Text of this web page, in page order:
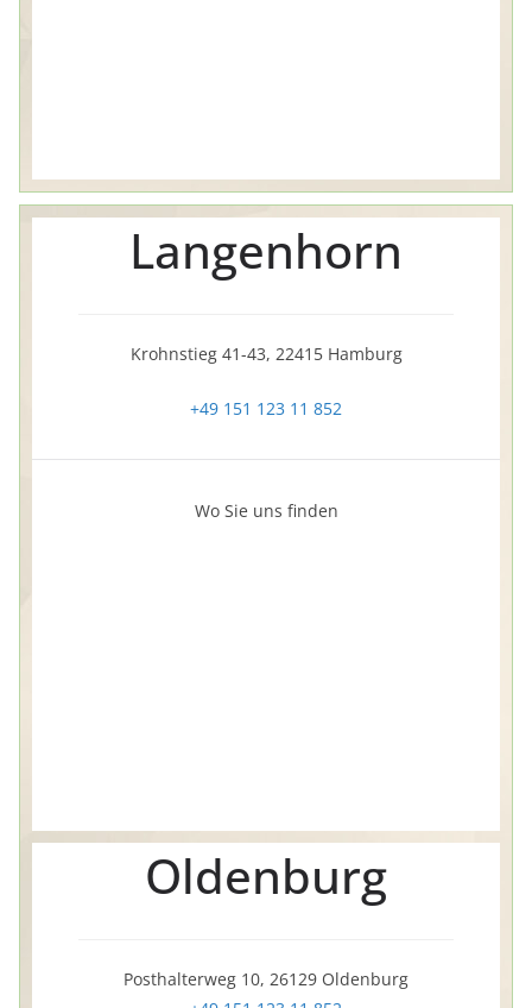
Langenhorn
Krohnstieg 41-43, 22415 Hamburg
+49 151 123 11 852
Wo Sie uns finden
Oldenburg
Posthalterweg 10, 26129 Oldenburg